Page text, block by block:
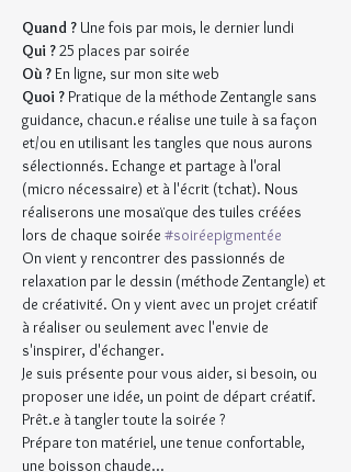
Quand ? Une fois par mois, le dernier lundi
Qui ? 25 places par soirée
Où ? En ligne, sur mon site web
Quoi ? Pratique de la méthode Zentangle sans
guidance, chacun.e réalise une tuile à sa façon
et/ou en utilisant les tangles que nous aurons
sélectionnés. Echange et partage à l'oral
(micro nécessaire) et à l'écrit (tchat). Nous
réaliserons une mosaïque des tuiles créées
lors de chaque soirée #soiréepigmentée
On vient y rencontrer des passionnés de
relaxation par le dessin (méthode Zentangle) et
de créativité. On y vient avec un projet créatif
à réaliser ou seulement avec l'envie de
s'inspirer, d'échanger.
Je suis présente pour vous aider, si besoin, ou
proposer une idée, un point de départ créatif.
Prêt.e à tangler toute la soirée ?
Prépare ton matériel, une tenue confortable,
une boisson chaude...